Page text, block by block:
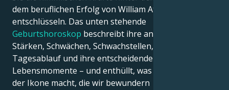
dem beruflichen Erfolg von William Atherton
entschlüsseln. Das unten stehende
Geburtshoroskop beschreibt ihre angeborenen
Stärken, Schwächen, Schwachstellen, ihren
Tagesablauf und ihre entscheidenden
Lebensmomente – und enthüllt, was genau sie zu
der Ikone macht, die wir bewundern